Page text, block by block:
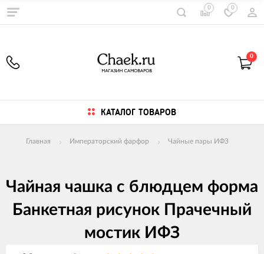
0 0
0
КАТАЛОГ ТОВАРОВ
Главная Императорский фарфор Чайные пары ИФЗ
Чайная чашка с блюдцем форма
Банкетная рисунок Прачечный
мостик ИФЗ